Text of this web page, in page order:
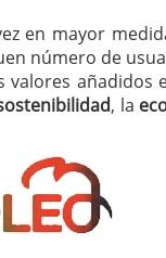
3, 2026
en mayor
número de
añadidos
, la